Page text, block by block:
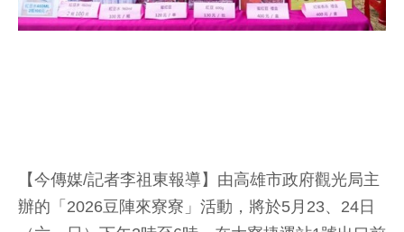
【今傳媒/記者李祖東報導】由高雄市政府觀光局主
辦的「2026豆陣來寮寮」活動，將於5月23、24日